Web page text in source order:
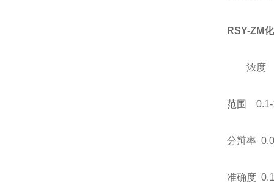
RSY-ZM
浓度
范围 0.1-
分辩率
准确度